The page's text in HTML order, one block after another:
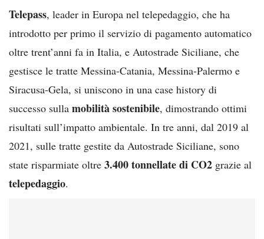
Telepass, leader in Europa nel telepedaggio, che ha
introdotto per primo il servizio di pagamento automatico
oltre trent’anni fa in Italia, e Autostrade Siciliane, che
gestisce le tratte Messina-Catania, Messina-Palermo e
Siracusa-Gela, si uniscono in una case history di
successo sulla mobilità sostenibile, dimostrando ottimi
risultati sull’impatto ambientale. In tre anni, dal 2019 al
2021, sulle tratte gestite da Autostrade Siciliane, sono
state risparmiate oltre 3.400 tonnellate di CO2 grazie al
telepedaggio.